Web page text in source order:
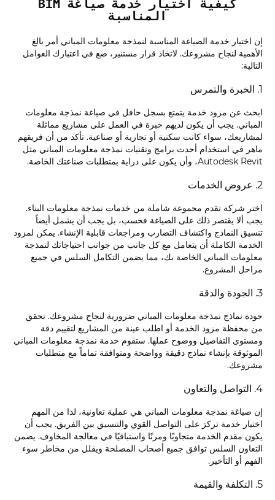
كيفية اختيار خدمة صياغة BIM
المناسبة
إن اختيار خدمة الصياغة المناسبة لنمذجة معلومات المباني أمر بالغ
الأهمية لنجاح مشروعك. لاتخاذ قرار مستنير، ضع في اعتبارك العوامل
التالية:
1. الخبرة والتمرس
ابحث عن مزود خدمة يتمتع بسجل حافل في صياغة نمذجة معلومات
المباني. يجب أن يكون لديهم خبرة في العمل على مشاريع مماثلة
لمشاريعك، سواء كانت سكنية أو تجارية أو صناعية. تأكد من أن فريقهم
ماهر في استخدام أحدث برامج وتقنيات نمذجة معلومات المباني مثل
Autodesk Revit، وأن يكون على دراية بمتطلبات صناعتك الخاصة.
2. عروض الخدمات
اختر شركة تقدم مجموعة شاملة من خدمات نمذجة معلومات البناء.
يجب ألا يقتصر ذلك على الصياغة فحسب، بل يجب أن يشمل أيضاً
تنسيق النماذج واكتشاف التضارب ومراجعات قابلية الإنشاء. يمكن لمزود
الخدمة الكاملة أن يتعامل مع كل جانب من جوانب احتياجاتك لنمذجة
معلومات المباني الخاصة بك، مما يضمن التكامل السلس في جميع
مراحل المشروع.
3. الجودة والدقة
جودة نماذج نمذجة معلومات المباني ضرورية لنجاح مشروعك. تحقق
من محفظة مزود الخدمة أو اطلب عينة من المشاريع لتقييم دقة
ومستوى التفاصيل ووضوح عملها. ستقوم خدمة نمذجة معلومات المباني
الموثوقة بإنشاء نماذج دقيقة وواضحة ومتوافقة تماماً مع متطلبات
مشروعك.
4. التواصل والتعاون
إن صياغة نمذجة معلومات المباني هي عملية تعاونية، لذا من المهم
اختيار خدمة تركز على التواصل القوي والتنسيق بين الفريق. يجب أن
يكون مقدم الخدمة متجاوبًا ومرنًا واستباقيًا في معالجة المخاوف. يضمن
التعاون السلس توافق جميع أصحاب المصلحة ويقلل من مخاطر سوء
الفهم أو التأخير.
5. التكلفة والقيمة